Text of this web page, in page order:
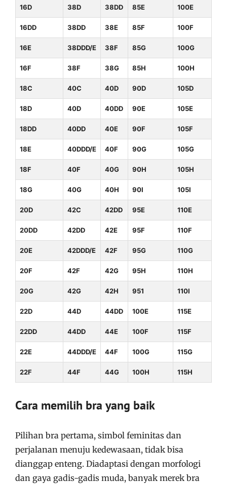
16D 38D 38DD 85E 100E
16DD 38DD 38E 85F 100F
16E 38DDD/E 38F 85G 100G
16F 38F 38G 85H 100H
18C 40C 40D 90D 105D
18D 40D 40DD 90E 105E
18DD 40DD 40E 90F 105F
18E 40DDD/E 40F 90G 105G
18F 40F 40G 90H 105H
18G 40G 40H 90I 105I
20D 42C 42DD 95E 110E
20DD 42DD 42E 95F 110F
20E 42DDD/E 42F 95G 110G
20F 42F 42G 95H 110H
20G 42G 42H 951 110I
22D 44D 44DD 100E 115E
22DD 44DD 44E 100F 115F
22E 44DDD/E 44F 100G 115G
22F 44F 44G 100H 115H
Cara memilih bra yang baik
Pilihan bra pertama, simbol feminitas dan
perjalanan menuju kedewasaan, tidak bisa
dianggap enteng. Diadaptasi dengan morfologi
dan gaya gadis-gadis muda, banyak merek bra